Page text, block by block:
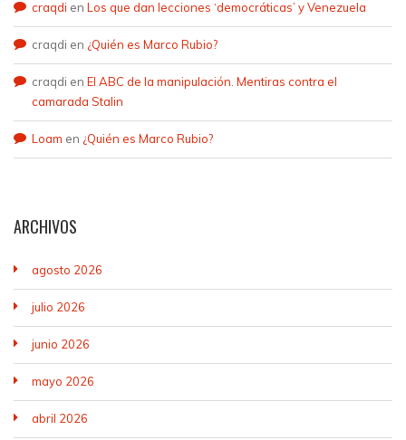
craqdi en Los que dan lecciones ‘democráticas’ y Venezuela
craqdi en ¿Quién es Marco Rubio?
craqdi en El ABC de la manipulación. Mentiras contra el
camarada Stalin
Loam en ¿Quién es Marco Rubio?
ARCHIVOS
agosto 2026
julio 2026
junio 2026
mayo 2026
abril 2026